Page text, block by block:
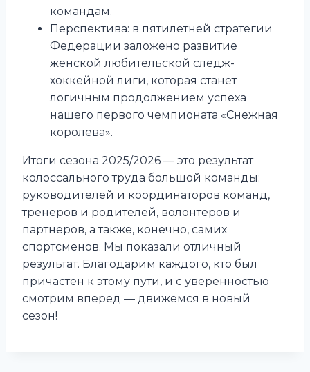
командам.
Перспектива: в пятилетней стратегии
Федерации заложено развитие
женской любительской следж-
хоккейной лиги, которая станет
логичным продолжением успеха
нашего первого чемпионата «Снежная
королева».
Итоги сезона 2025/2026 — это результат
колоссального труда большой команды:
руководителей и координаторов команд,
тренеров и родителей, волонтеров и
партнеров, а также, конечно, самих
спортсменов. Мы показали отличный
результат. Благодарим каждого, кто был
причастен к этому пути, и с уверенностью
смотрим вперед — движемся в новый
сезон!